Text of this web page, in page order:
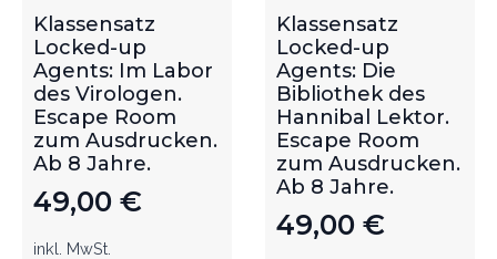
Klassensatz
Locked-up
Agents: Im Labor
des Virologen.
Escape Room
zum Ausdrucken.
Ab 8 Jahre.
49,00 €
inkl. MwSt.
Klassensatz
Locked-up
Agents: Die
Bibliothek des
Hannibal Lektor.
Escape Room
zum Ausdrucken.
Ab 8 Jahre.
49,00 €